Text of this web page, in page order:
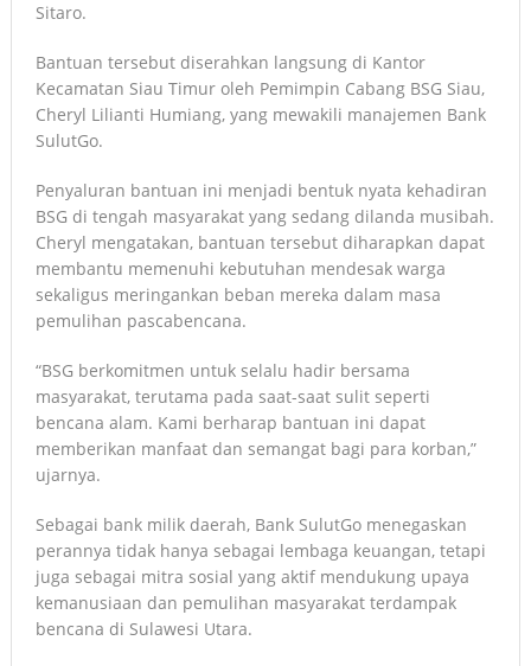
Sitaro.
Bantuan tersebut diserahkan langsung di Kantor
Kecamatan Siau Timur oleh Pemimpin Cabang BSG Siau,
Cheryl Lilianti Humiang, yang mewakili manajemen Bank
SulutGo.
Penyaluran bantuan ini menjadi bentuk nyata kehadiran
BSG di tengah masyarakat yang sedang dilanda musibah.
Cheryl mengatakan, bantuan tersebut diharapkan dapat
membantu memenuhi kebutuhan mendesak warga
sekaligus meringankan beban mereka dalam masa
pemulihan pascabencana.
“BSG berkomitmen untuk selalu hadir bersama
masyarakat, terutama pada saat-saat sulit seperti
bencana alam. Kami berharap bantuan ini dapat
memberikan manfaat dan semangat bagi para korban,”
ujarnya.
Sebagai bank milik daerah, Bank SulutGo menegaskan
perannya tidak hanya sebagai lembaga keuangan, tetapi
juga sebagai mitra sosial yang aktif mendukung upaya
kemanusiaan dan pemulihan masyarakat terdampak
bencana di Sulawesi Utara.